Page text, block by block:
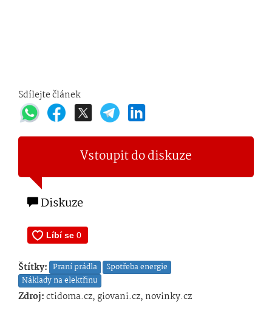
Sdílejte článek
Vstoupit do diskuze
Diskuze
Štítky: Praní prádla
Spotřeba energie
Náklady na elektřinu
Zdroj:ctidoma.cz, giovani.cz, novinky.cz